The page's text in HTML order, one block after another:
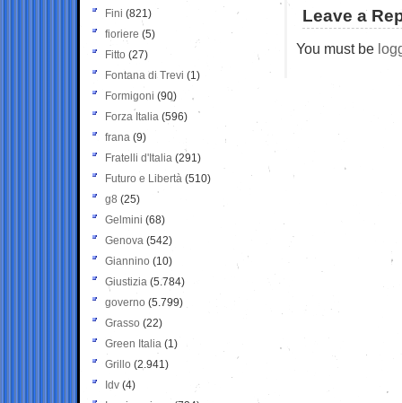
Leave a
You must be
Fini (821)
fioriere (5)
Fitto (27)
Fontana di Trevi (1)
Formigoni (90)
Forza Italia (596)
frana (9)
Fratelli d'Italia (291)
Futuro e Libertà (510)
g8 (25)
Gelmini (68)
Genova (542)
Giannino (10)
Giustizia (5.784)
governo (5.799)
Grasso (22)
Green Italia (1)
Grillo (2.941)
Idv (4)